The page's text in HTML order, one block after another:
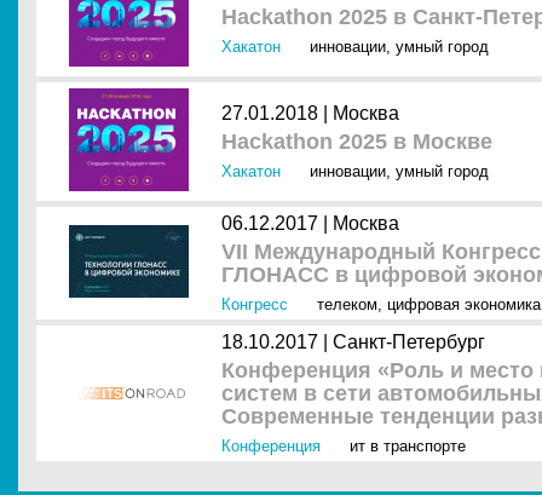
Hackathon 2025 в Санкт-
Хакатон инновации, умный город
27.01.2018 | Москва
Hackathon 2025 в Москве
Хакатон инновации, умный город
06.12.2017 | Москва
VII Международный
ГЛОНАСС в цифровой
Конгресс телеком, цифровая экономика
18.10.2017 | Санкт-Петербург
Конференция «Роль и место
систем в сети
Современные тенденции
Конференция ит в транспорте